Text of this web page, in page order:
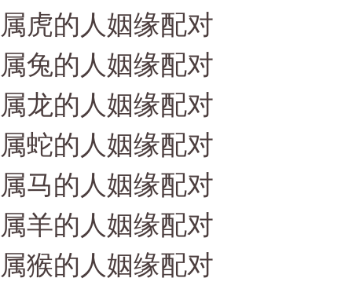
属虎的人姻缘配对
属兔的人姻缘配对
属龙的人姻缘配对
属蛇的人姻缘配对
属马的人姻缘配对
属羊的人姻缘配对
属猴的人姻缘配对